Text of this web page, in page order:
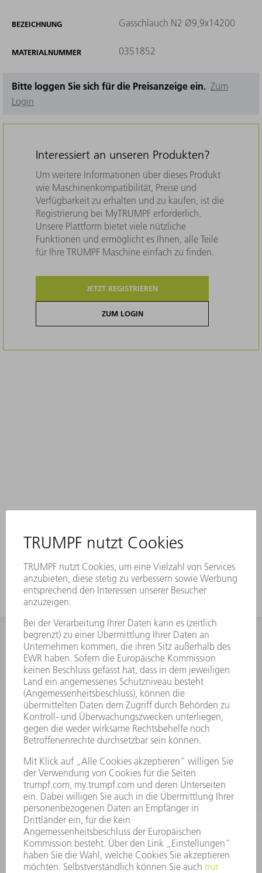
BEZEICHNUNG Gasschlauch N2 Ø9,9x14200
MATERIALNUMMER 0351852
Bitte loggen Sie sich für die Preisanzeige ein. Zum
Login
Interessiert an unseren Produkten?
Um weitere Informationen über dieses Produkt
wie Maschinenkompatibilität, Preise und
Verfügbarkeit zu erhalten und zu kaufen, ist die
Registrierung bei MyTRUMPF erforderlich.
Unsere Plattform bietet viele nützliche
Funktionen und ermöglicht es Ihnen, alle Teile
für Ihre TRUMPF Maschine einfach zu finden.
JETZT REGISTRIEREN
ZUM LOGIN
INFORMATION
Häufig gestellte Fragen
Allgemeine Geschäftsbedingungen
KONTAKT
Kundenbetreuung TRUMPF Werkzeugmaschinen
+49 7156 303 33222
Mo - Fr: 07:30 - 17:30 Uhr
Erweiterte Rufbereitschaft per Service App Mo - Fr:
06:30 - 20.00 Uhr Sa: 07:00 - 12:00 Uhr
Kundenbetreuung@trumpf.com
KONTAKT
Service TRUMPF Lasertechnik
+49 7156 303 37444
Mo - Fr: 07:30 - 18:00 Uhr
Additive Manufacturing 07:30 - 17:30 Uhr
spareparts.tld@trumpf.com